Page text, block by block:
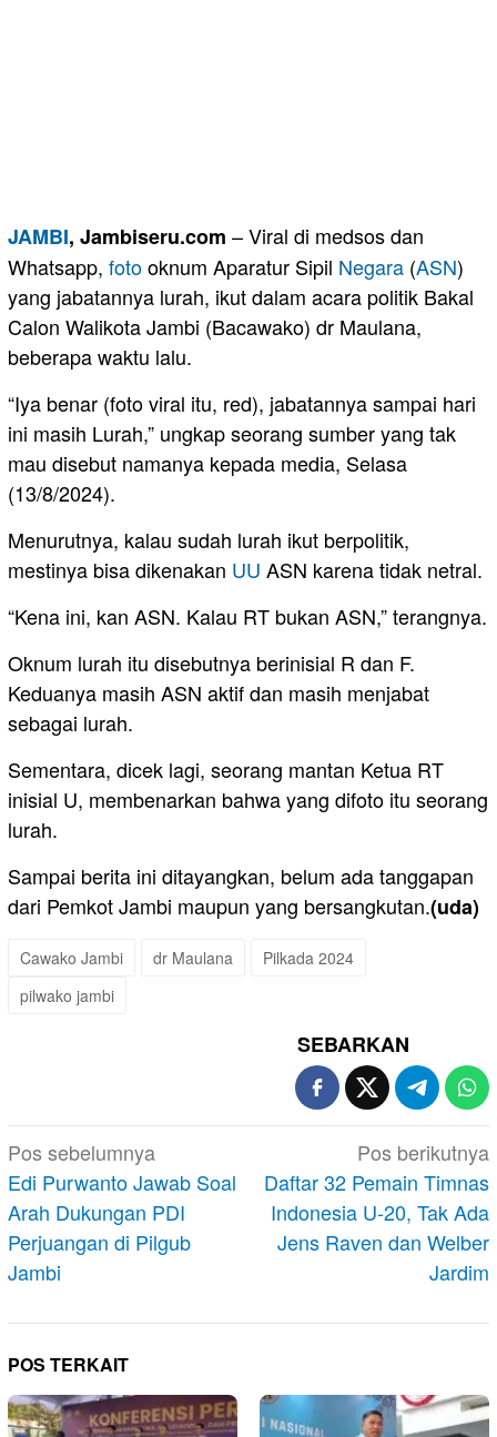
JAMBI, Jambiseru.com – Viral di medsos dan
Whatsapp, fotooknum Aparatur Sipil Negara (ASN)
yang jabatannya lurah, ikut dalam acara politik Bakal
Calon Walikota Jambi (Bacawako) dr Maulana,
beberapa waktu lalu.
“Iya benar (foto viral itu, red), jabatannya sampai hari
ini masih Lurah,” ungkap seorang sumber yang tak
mau disebut namanya kepada media, Selasa
(13/8/2024).
Menurutnya, kalau sudah lurah ikut berpolitik,
mestinya bisa dikenakan UU ASN karena tidak netral.
“Kena ini, kan ASN. Kalau RT bukan ASN,” terangnya.
Oknum lurah itu disebutnya berinisial R dan F.
Keduanya masih ASN aktif dan masih menjabat
sebagai lurah.
Sementara, dicek lagi, seorang mantan Ketua RT
inisial U, membenarkan bahwa yang difoto itu seorang
lurah.
Sampai berita ini ditayangkan, belum ada tanggapan
dari Pemkot Jambi maupun yang bersangkutan.(uda)
Cawako Jambi dr Maulana
Pilkada 2024
pilwako jambi
SEBARKAN
Navigasi
pos
Pos sebelumnya
Edi Purwanto Jawab Soal
Arah Dukungan PDI
Perjuangan di Pilgub
Jambi
Pos berikutnya
Daftar 32 Pemain Timnas
Indonesia U-20, Tak Ada
Jens Raven dan Welber
Jardim
POS TERKAIT